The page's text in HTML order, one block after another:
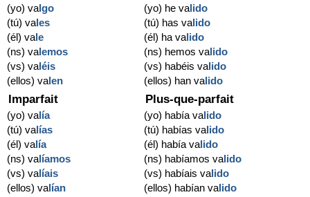
(yo) valgo
(tú) vales
(él) vale
(ns) valemos
(vs) valéis
(ellos) valen
(yo) he valido
(tú) has valido
(él) ha valido
(ns) hemos valido
(vs) habéis valido
(ellos) han valido
Imparfait
(yo) valía
(tú) valías
(él) valía
(ns) valíamos
(vs) valíais
(ellos) valían
Plus-que-parfait
(yo) había valido
(tú) habías valido
(él) había valido
(ns) habíamos valido
(vs) habíais valido
(ellos) habían valido